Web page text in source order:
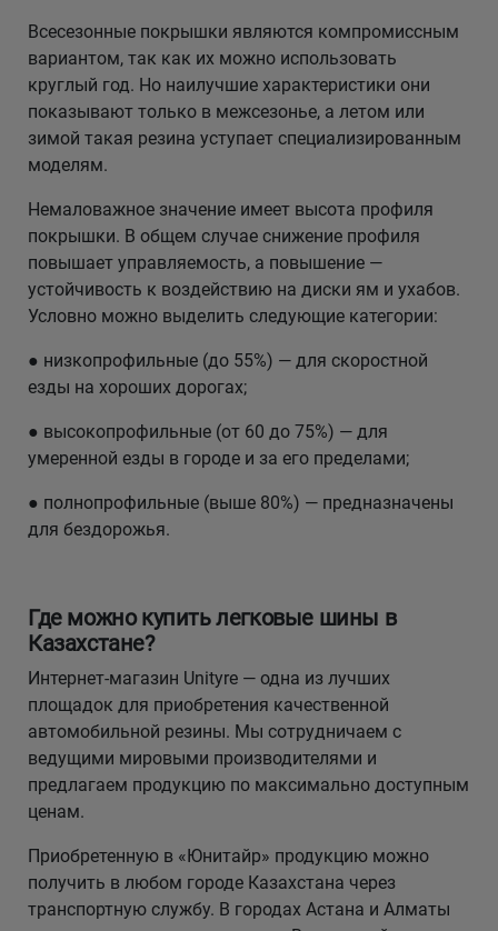
Всесезонные покрышки являются компромиссным
вариантом, так как их можно использовать
круглый год. Но наилучшие характеристики они
показывают только в межсезонье, а летом или
зимой такая резина уступает специализированным
моделям.
Немаловажное значение имеет высота профиля
покрышки. В общем случае снижение профиля
повышает управляемость, а повышение —
устойчивость к воздействию на диски ям и ухабов.
Условно можно выделить следующие категории:
● низкопрофильные (до 55%) — для скоростной
езды на хороших дорогах;
● высокопрофильные (от 60 до 75%) — для
умеренной езды в городе и за его пределами;
● полнопрофильные (выше 80%) — предназначены
для бездорожья.
Где можно купить легковые шины в
Казахстане?
Интернет-магазин Unityre — одна из лучших
площадок для приобретения качественной
автомобильной резины. Мы сотрудничаем с
ведущими мировыми производителями и
предлагаем продукцию по максимально доступным
ценам.
Приобретенную в «Юнитайр» продукцию можно
получить в любом городе Казахстана через
транспортную службу. В городах Астана и Алматы